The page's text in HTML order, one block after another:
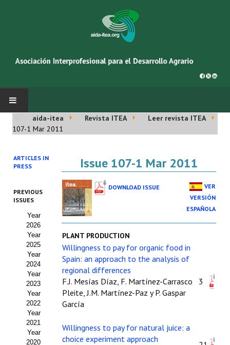
INICIO
Asociación AIDA
Cincuentenario AIDA
Organigrama
Estatutos
Hacerse socio
Noticias
Galería de Fotos
Web AIDA 2.0
aida-itea Revista ITEA
Leer revista ITEA
107-1 Mar 2011
ARTICLES IN
PRESS
PREVIOUS
ISSUES
Year
2026
Year
2025
Year
2024
Year
2023
Year
2022
Year
2021
Year
2020
Issue 107-1 Mar 2011
DOWNLOAD ISSUE
VER
VERSIÓN
ESPAÑOLA
PLANT PRODUCTION
Willingness to pay for organic food in
Spain: an approach to the analysis of
regional differences
F.J. Mesías Díaz, F. Martínez-Carrasco
Pleite, J.M. Martínez-Paz y P. Gaspar
García
3
Willingness to pay for natural juice: a
choice experiment approach